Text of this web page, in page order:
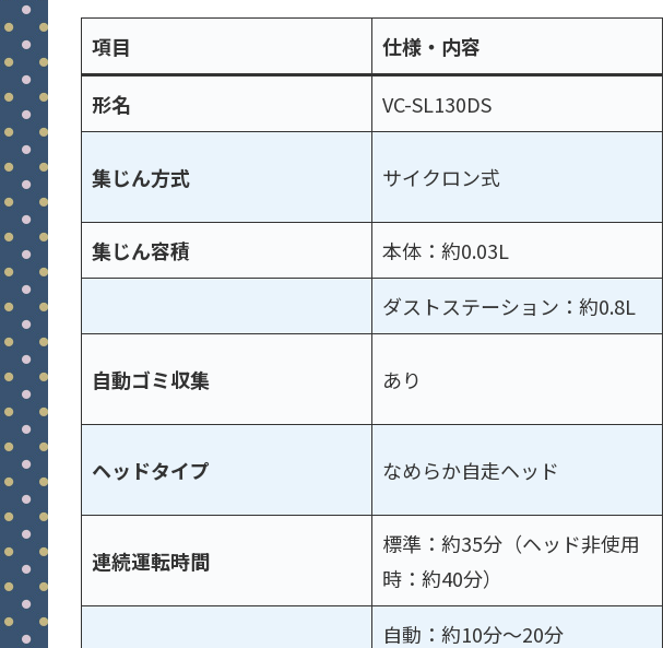
項目 仕様・内容
形名 VC-SL130DS
集じん方式 サイクロン式
集じん容積
本体：約0.03L
ダストステーション：約0.8L
自動ゴミ収集 あり
ヘッドタイプ なめらか自走ヘッド
連続運転時間
標準：約35分（ヘッド非使用
時：約40分）
自動：約10分～20分